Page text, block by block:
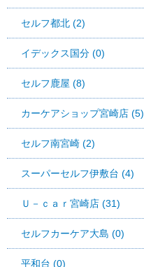
セルフ都北 (2)
イデックス国分 (0)
セルフ鹿屋 (8)
カーケアショップ宮崎店 (5)
セルフ南宮崎 (2)
スーパーセルフ伊敷台 (4)
Ｕ－ｃａｒ宮崎店 (31)
セルフカーケア大島 (0)
平和台 (0)